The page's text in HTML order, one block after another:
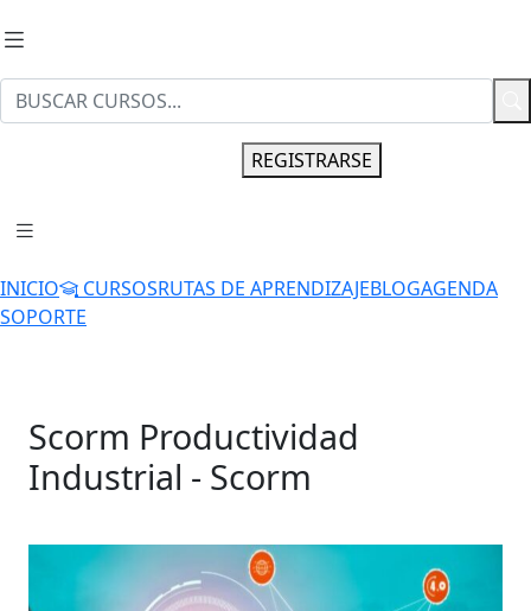
REGISTRARSE
INICIO CURSOSRUTAS DE APRENDIZAJEBLOGAGENDA
SOPORTE
Scorm Productividad
Industrial - Scorm